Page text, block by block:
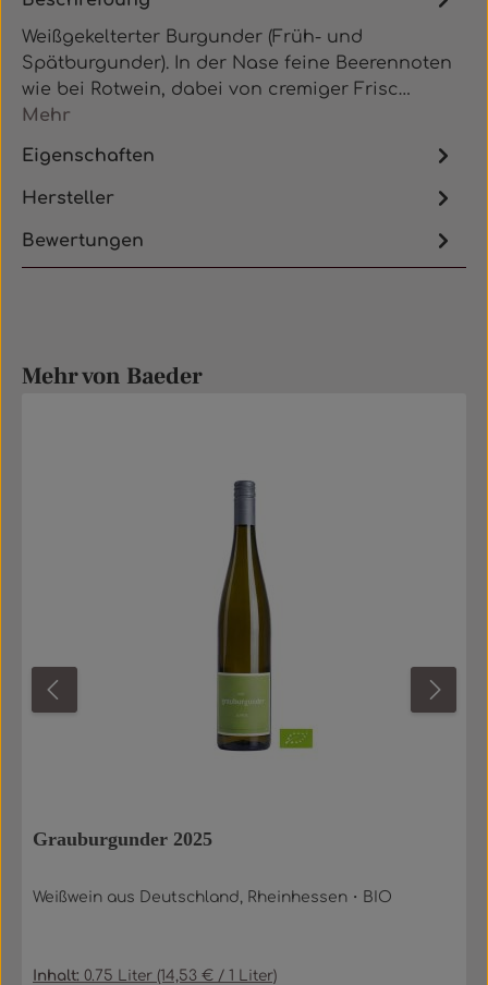
Weißgekelterter Burgunder (Früh- und
Spätburgunder). In der Nase feine Beerennoten
wie bei Rotwein, dabei von cremiger Frisc…
Mehr
Eigenschaften
Hersteller
Bewertungen
Produktgalerie überspringen
Mehr von Baeder
Grauburgunder 2025
Weißwein aus Deutschland, Rheinhessen・BIO
Inhalt:0.75 Liter (14,53 € / 1 Liter)